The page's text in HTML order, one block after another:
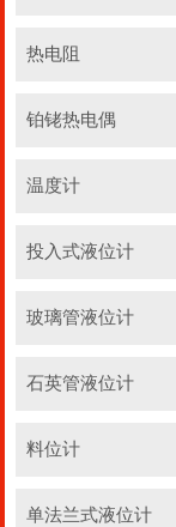
热电阻
铂铑热电偶
温度计
投入式液位计
玻璃管液位计
石英管液位计
料位计
单法兰式液位计